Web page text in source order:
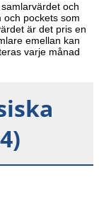
och
och pockets som
är det pris en
emellan kan
varje månad